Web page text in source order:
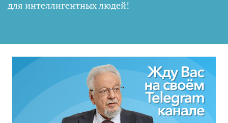
для интеллигентных людей!